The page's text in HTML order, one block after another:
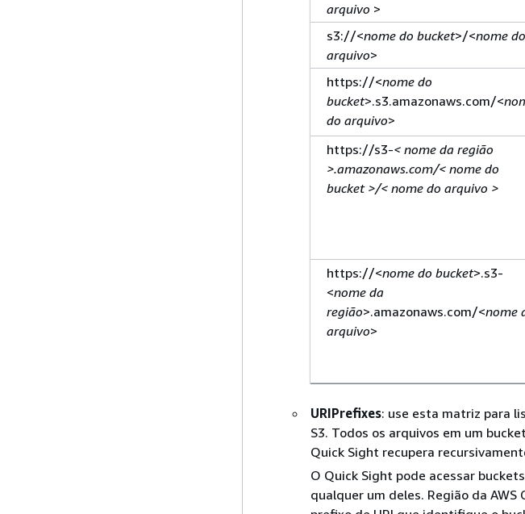
arquivo >
s3://<nome do bucket>/<nome do
arquivo>
https://<nome do
bucket>.s3.amazonaws.com/<
do arquivo>
https://s3-< nome da região
>.amazonaws.com/< nome do
bucket >/< nome do arquivo >
https://<nome do bucket>.s3-
<nome da
região>.amazonaws.com/<nome
arquivo>
URIPrefixes: use esta matriz para
S3. Todos os arquivos em um
Quick Sight recupera
O Quick Sight pode acessar
qualquer um deles. Região da